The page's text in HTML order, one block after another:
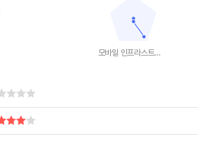
1 Y axis displaying values. Data ranges
The chart has 1 Y
모바일 인프라스트럭쳐